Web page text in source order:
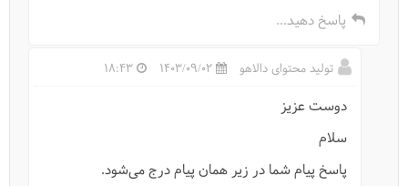
رابطه میان شکل چشم حیوانات با رفتار آنها
پاسخ دهید...
تولید محتوای دالاهو 1403/09/02
18:43
دوست عزیز
سلام
پاسخ پیام شما در زیر همان پیام درج می‌شود.